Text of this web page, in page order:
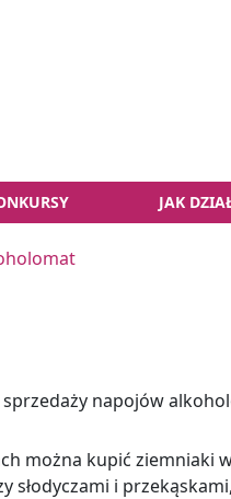
JAK
napojów
można kupić ziemniaki
i